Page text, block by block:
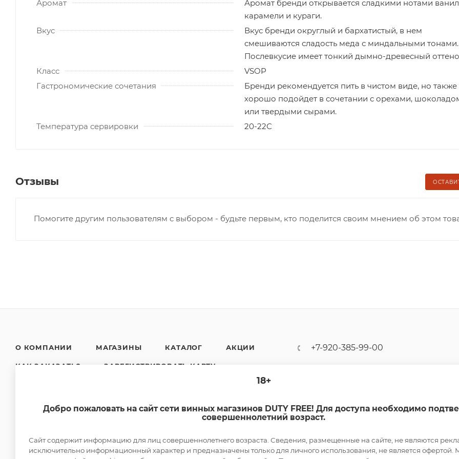
Аромат
Аромат бренди открывается сладкими нотами
карамели и кураги.
Вкус
Вкус бренди округлый и бархатистый, в нем
смешиваются сладость меда с миндальными тонами.
Послевкусие имеет тонкий дымно-древесный
Класс
VSOP
Гастрономические сочетания
Бренди рекомендуется пить в чистом виде, но также
хорошо подойдет в сочетании с орехами,
или твердыми сырами.
Температура сервировки
20-22С
Отзывы
Помогите другим пользователям с выбором - будьте первым, кто поделится своим мнением об этом
О КОМПАНИИ МАГАЗИНЫ КАТАЛОГ АКЦИИ
КАК ЗАКАЗАТЬ? ЗАРЕГИСТРИРОВАТЬ КАРТУ
+7-920-385-99-00
18+
Добро пожаловать на сайт сети винных магазинов DUTY FREE! Для доступа необходимо
совершеннолетний возраст.
Сайт содержит информацию для лиц совершеннолетнего возраста. Сведения, размещенные на сайте, не являются
исключительно информационный характер и предназначены только для личного использования, не является офертой.